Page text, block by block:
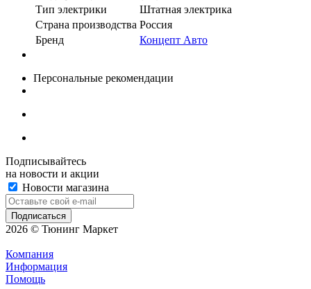
Тип электрики
Штатная электрика
Страна производства Россия
Бренд
Концепт Авто
Персональные рекомендации
Подписывайтесь
на новости и акции
Новости магазина
2026 © Тюнинг Маркет
Компания
Информация
Помощь